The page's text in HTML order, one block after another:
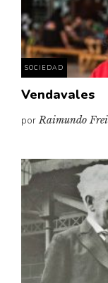
SOCIEDAD
Vendavales
porRaimundo Frei